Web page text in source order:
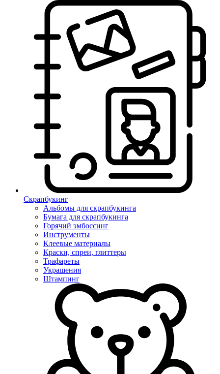
Скрапбукинг
Альбомы для скрапбукинга
Бумага для скрапбукинга
Горячий эмбоссинг
Инструменты
Клеевые материалы
Краски, спреи, глиттеры
Трафареты
Украшения
Штампинг